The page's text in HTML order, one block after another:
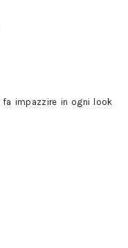
fa impazzire in ogni look